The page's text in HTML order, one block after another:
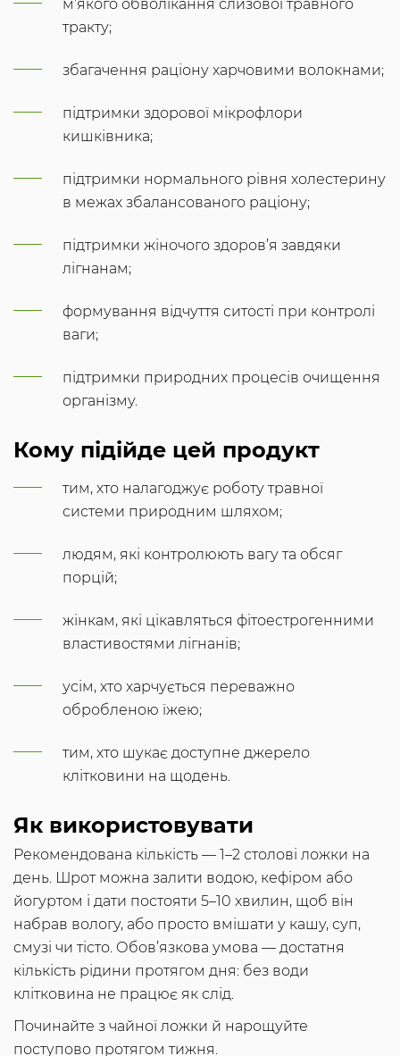
м’якого обволікання слизової травного
тракту;
збагачення раціону харчовими волокнами;
підтримки здорової мікрофлори
кишківника;
підтримки нормального рівня холестерину
в межах збалансованого раціону;
підтримки жіночого здоров’я завдяки
лігнанам;
формування відчуття ситості при контролі
ваги;
підтримки природних процесів очищення
організму.
Кому підійде цей продукт
тим, хто налагоджує роботу травної
системи природним шляхом;
людям, які контролюють вагу та обсяг
порцій;
жінкам, які цікавляться фітоестрогенними
властивостями лігнанів;
усім, хто харчується переважно
обробленою їжею;
тим, хто шукає доступне джерело
клітковини на щодень.
Як використовувати
Рекомендована кількість — 1–2 столові ложки на
день. Шрот можна залити водою, кефіром або
йогуртом і дати постояти 5–10 хвилин, щоб він
набрав вологу, або просто вмішати у кашу, суп,
смузі чи тісто. Обов’язкова умова — достатня
кількість рідини протягом дня: без води
клітковина не працює як слід.
Починайте з чайної ложки й нарощуйте
поступово протягом тижня.